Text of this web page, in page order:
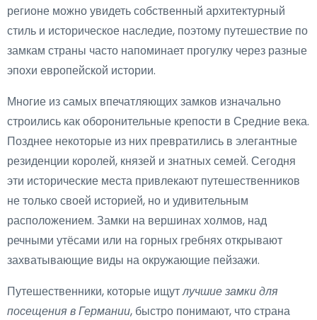
регионе можно увидеть собственный архитектурный
стиль и историческое наследие, поэтому путешествие по
замкам страны часто напоминает прогулку через разные
эпохи европейской истории.
Многие из самых впечатляющих замков изначально
строились как оборонительные крепости в Средние века.
Позднее некоторые из них превратились в элегантные
резиденции королей, князей и знатных семей. Сегодня
эти исторические места привлекают путешественников
не только своей историей, но и удивительным
расположением. Замки на вершинах холмов, над
речными утёсами или на горных гребнях открывают
захватывающие виды на окружающие пейзажи.
Путешественники, которые ищутлучшие замки для
посещения в Германии, быстро понимают, что страна